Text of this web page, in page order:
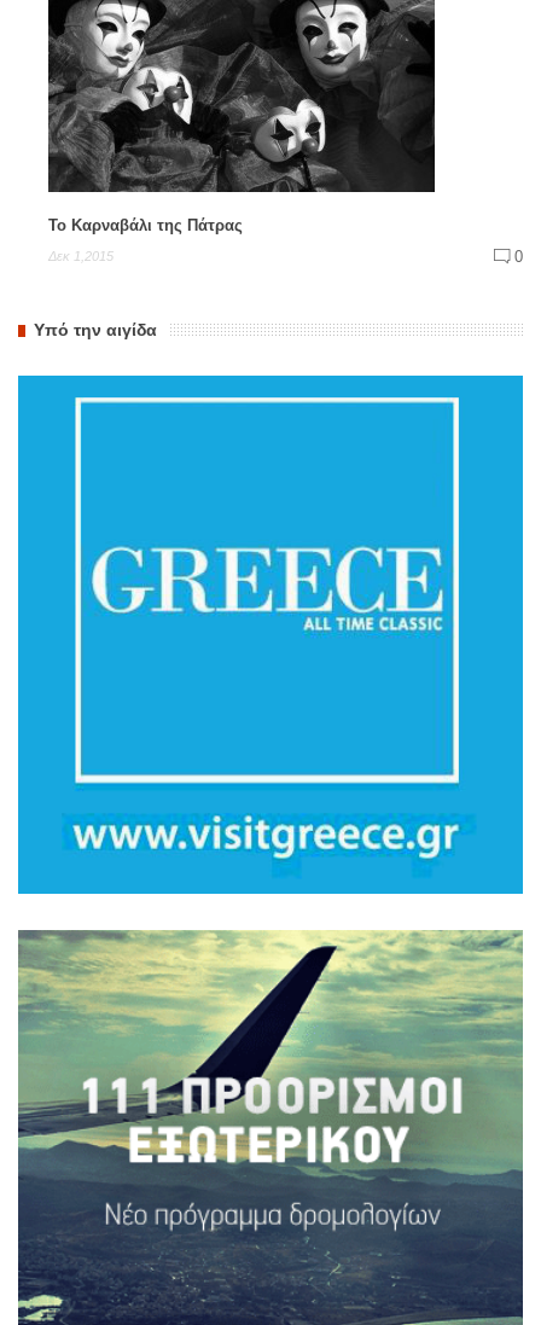
Το Καρναβάλι της Πάτρας
Δεκ 1,2015 0
Υπό την αιγίδα